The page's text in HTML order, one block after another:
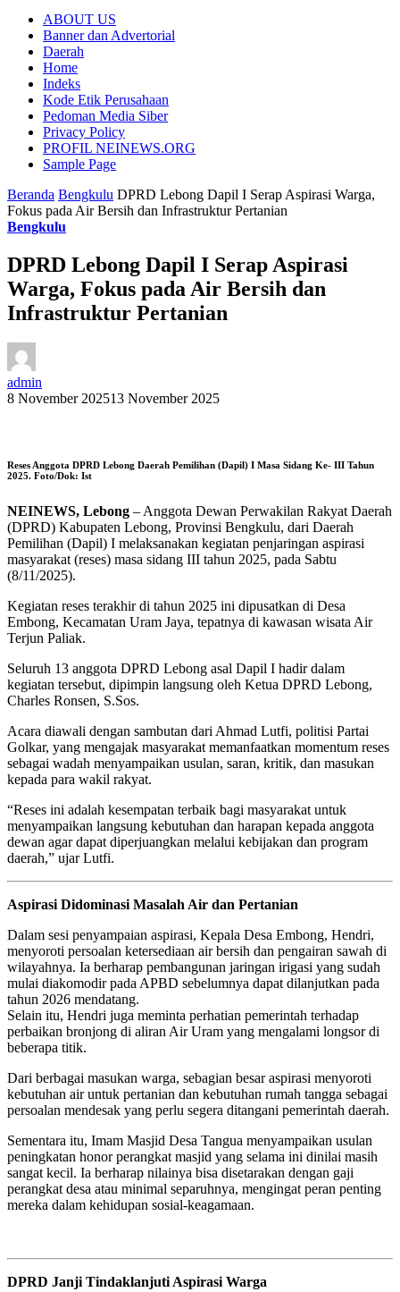
ABOUT US
Banner dan Advertorial
Daerah
Home
Indeks
Kode Etik Perusahaan
Pedoman Media Siber
Privacy Policy
PROFIL NEINEWS.ORG
Sample Page
Beranda Bengkulu DPRD Lebong Dapil I Serap Aspirasi Warga,
Fokus pada Air Bersih dan Infrastruktur Pertanian
Bengkulu
DPRD Lebong Dapil I Serap Aspirasi
Warga, Fokus pada Air Bersih dan
Infrastruktur Pertanian
admin
8 November 202513 November 2025
Reses Anggota DPRD Lebong Daerah Pemilihan (Dapil) I Masa Sidang Ke- III Tahun
2025. Foto/Dok: Ist
NEINEWS, Lebong – Anggota Dewan Perwakilan Rakyat Daerah
(DPRD) Kabupaten Lebong, Provinsi Bengkulu, dari Daerah
Pemilihan (Dapil) I melaksanakan kegiatan penjaringan aspirasi
masyarakat (reses) masa sidang III tahun 2025, pada Sabtu
(8/11/2025).
Kegiatan reses terakhir di tahun 2025 ini dipusatkan di Desa
Embong, Kecamatan Uram Jaya, tepatnya di kawasan wisata Air
Terjun Paliak.
Seluruh 13 anggota DPRD Lebong asal Dapil I hadir dalam
kegiatan tersebut, dipimpin langsung oleh Ketua DPRD Lebong,
Charles Ronsen, S.Sos.
Acara diawali dengan sambutan dari Ahmad Lutfi, politisi Partai
Golkar, yang mengajak masyarakat memanfaatkan momentum reses
sebagai wadah menyampaikan usulan, saran, kritik, dan masukan
kepada para wakil rakyat.
“Reses ini adalah kesempatan terbaik bagi masyarakat untuk
menyampaikan langsung kebutuhan dan harapan kepada anggota
dewan agar dapat diperjuangkan melalui kebijakan dan program
daerah,” ujar Lutfi.
Aspirasi Didominasi Masalah Air dan Pertanian
Dalam sesi penyampaian aspirasi, Kepala Desa Embong, Hendri,
menyoroti persoalan ketersediaan air bersih dan pengairan sawah di
wilayahnya. Ia berharap pembangunan jaringan irigasi yang sudah
mulai diakomodir pada APBD sebelumnya dapat dilanjutkan pada
tahun 2026 mendatang.
Selain itu, Hendri juga meminta perhatian pemerintah terhadap
perbaikan bronjong di aliran Air Uram yang mengalami longsor di
beberapa titik.
Dari berbagai masukan warga, sebagian besar aspirasi menyoroti
kebutuhan air untuk pertanian dan kebutuhan rumah tangga sebagai
persoalan mendesak yang perlu segera ditangani pemerintah daerah.
Sementara itu, Imam Masjid Desa Tangua menyampaikan usulan
peningkatan honor perangkat masjid yang selama ini dinilai masih
sangat kecil. Ia berharap nilainya bisa disetarakan dengan gaji
perangkat desa atau minimal separuhnya, mengingat peran penting
mereka dalam kehidupan sosial-keagamaan.
DPRD Janji Tindaklanjuti Aspirasi Warga